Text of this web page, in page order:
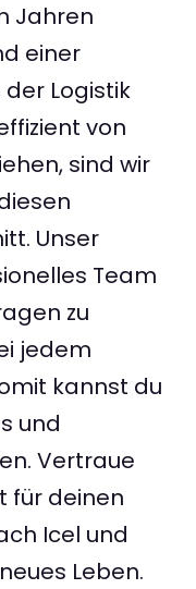
Jahren
einer
Logistik
von
sind wir
Unser
Team
zu
jedem
kannst du
und
Vertraue
für deinen
Icel und
Leben.